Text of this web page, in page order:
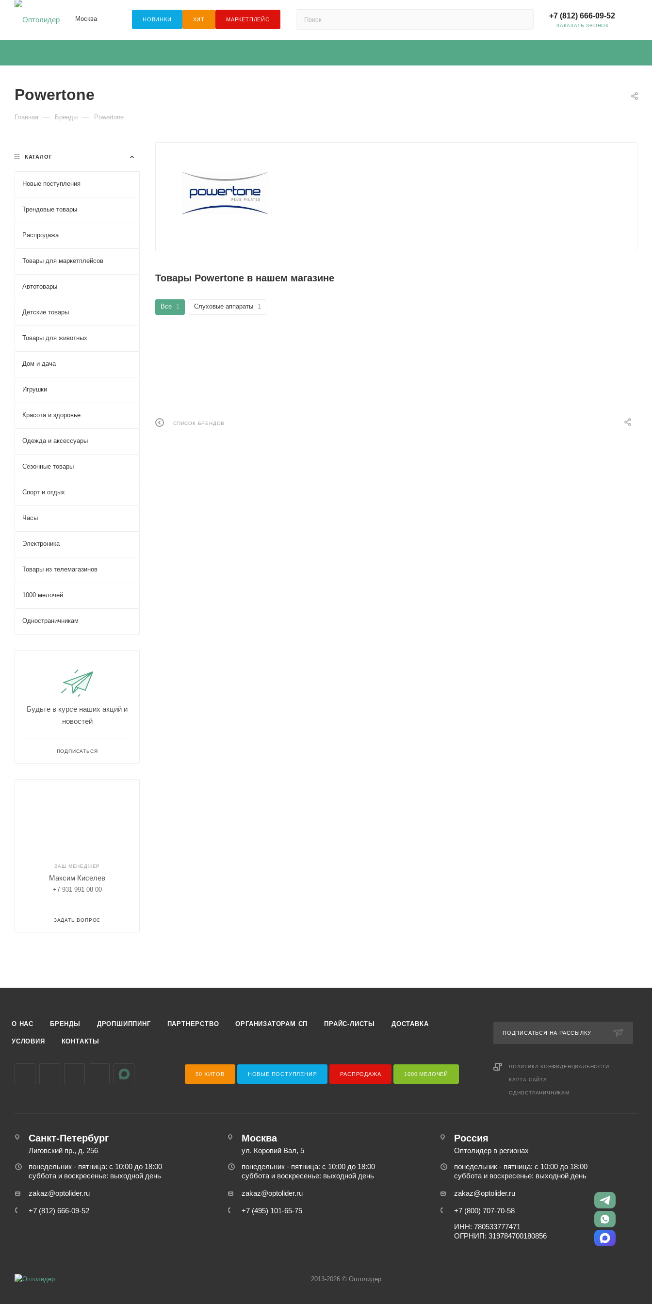
Москва НОВИНКИ ХИТ МАРКЕТПЛЕЙС +7 (812) 666-09-52
ЗАКАЗАТЬ ЗВОНОК
Powertone
Главная — Бренды — Powertone
Товары Powertone в нашем магазине
Все 1 Слуховые аппараты 1
СПИСОК БРЕНДОВ
КАТАЛОГ
Новые поступления
Трендовые товары
Распродажа
Товары для маркетплейсов
Автотовары
Детские товары
Товары для животных
Дом и дача
Игрушки
Красота и здоровье
Одежда и аксессуары
Сезонные товары
Спорт и отдых
Часы
Электроника
Товары из телемагазинов
1000 мелочей
Одностраничникам
Будьте в курсе наших акций и
новостей
ПОДПИСАТЬСЯ
ВАШ МЕНЕДЖЕР
Максим Киселев
+7 931 991 08 00
ЗАДАТЬ ВОПРОС
О НАС БРЕНДЫ ДРОПШИППИНГ ПАРТНЕРСТВО ОРГАНИЗАТОРАМ СП ПРАЙС-ЛИСТЫ ДОСТАВКА
УСЛОВИЯ КОНТАКТЫ
50 ХИТОВ НОВЫЕ ПОСТУПЛЕНИЯ РАСПРОДАЖА 1000 МЕЛОЧЕЙ
ПОДПИСАТЬСЯ НА РАССЫЛКУ
ПОЛИТИКА КОНФИДЕНЦИАЛЬНОСТИ
КАРТА САЙТА
ОДНОСТРАНИЧНИКАМ
Санкт-Петербург
Лиговский пр., д. 256
понедельник - пятница: с 10:00 до 18:00
суббота и воскресенье: выходной день
zakaz@optolider.ru
+7 (812) 666-09-52
Москва
ул. Коровий Вал, 5
понедельник - пятница: с 10:00 до 18:00
суббота и воскресенье: выходной день
zakaz@optolider.ru
+7 (495) 101-65-75
Россия
Оптолидер в регионах
понедельник - пятница: с 10:00 до 18:00
суббота и воскресенье: выходной день
zakaz@optolider.ru
+7 (800) 707-70-58
ИНН: 780533777471
ОГРНИП: 319784700180856
2013-2026 © Оптолидер